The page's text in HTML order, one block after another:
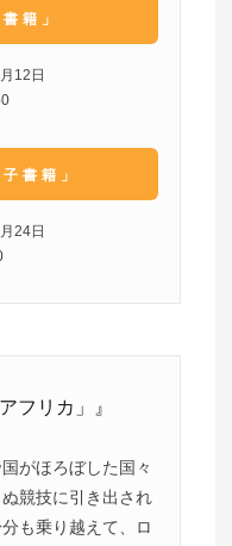
書籍」
12日
子書籍」
24日
フリカ」』
がほろぼした国々
競技に引き出され
も乗り越えて、ロ